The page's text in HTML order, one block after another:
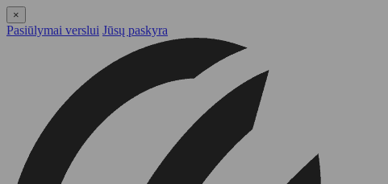
×
Pasiūlymai verslui Jūsų paskyra